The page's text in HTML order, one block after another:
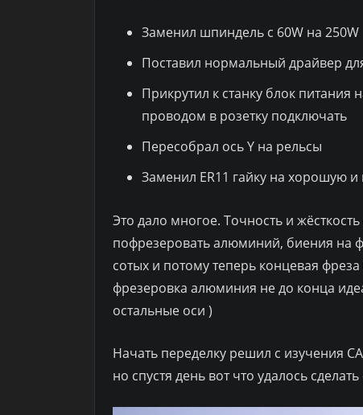
Заменил шпиндель с 60W на 250W
Поставил нормальный драйвер
Прикрутил к станку блок питания
проводом в розетку подключать
Пересобрал ось Y на рельсы
Заменил ER11 гайку на хорошую и
Это дало многое. Точность и
пофрезеровать алюминий, биения на
сотых и потому теперь концевая
фрезеровка алюминия не до конца
остальные оси )
Начать переделку решил с изучения
но спустя день вот что удалось сделать